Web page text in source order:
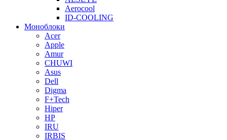
Aerocool
ID-COOLING
Моноблоки
Acer
Apple
Amur
CHUWI
Asus
Dell
Digma
F+Tech
Hiper
HP
IRU
IRBIS